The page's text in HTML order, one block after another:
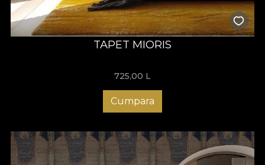
TAPET MIORIS
725,00 L
Cumpara